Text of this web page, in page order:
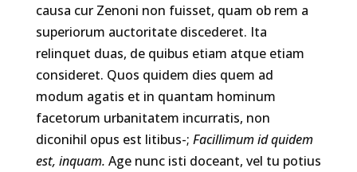
causa cur Zenoni non fuisset, quam ob rem a
superiorum auctoritate discederet. Ita
relinquet duas, de quibus etiam atque etiam
consideret. Quos quidem dies quem ad
modum agatis et in quantam hominum
facetorum urbanitatem incurratis, non
diconihil opus est litibus-; Facillimum id quidem
est, inquam. Age nunc isti doceant, vel tu potius